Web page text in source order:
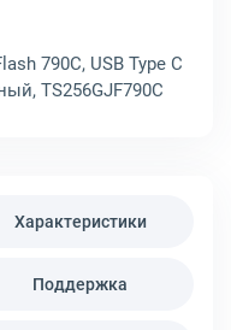
790C, USB Type C
TS256GJF790C
Характеристики
Поддержка